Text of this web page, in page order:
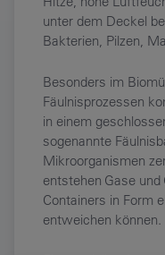
unter dem Deckel
Bakterien, Pilzen,
Besonders im
Fäulnisprozessen
in einem
sogenannte
Mikroorganismen
entstehen Gase
Containers in Form
entweichen können.